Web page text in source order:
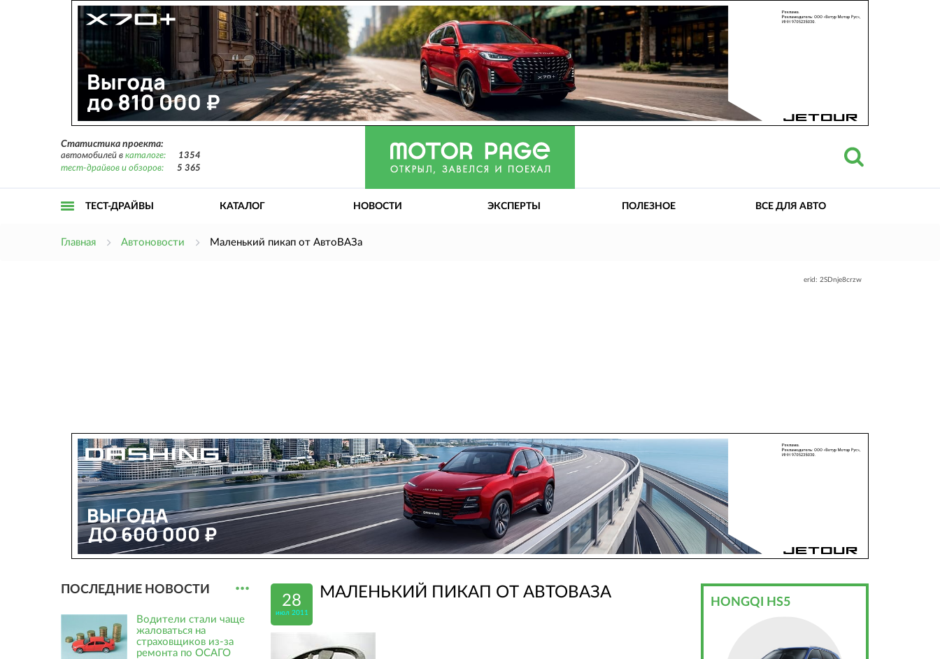
Статистика проекта:
автомобилей в каталоге:
1354
тест-драйвов и обзоров:
5 365
ТЕСТ-ДРАЙВЫ КАТАЛОГ НОВОСТИ ЭКСПЕРТЫ ПОЛЕЗНОЕ ВСЕ ДЛЯ АВТО
Главная Автоновости Маленький пикап от АвтоВАЗа
erid: 2SDnje8crzw
28
июл 2011
МАЛЕНЬКИЙ ПИКАП ОТ АВТОВАЗА
ПОСЛЕДНИЕ НОВОСТИ ...
Водители стали чаще
жаловаться на
страховщиков из-за
ремонта по ОСАГО
HONGQI HS5